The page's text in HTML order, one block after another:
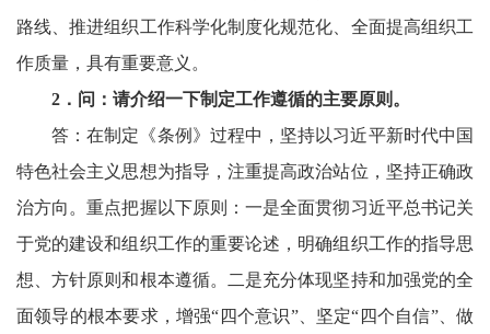
路线、推进组织工作科学化制度化规范化、全面提高组织工
作质量，具有重要意义。
2 ．问：请介绍一下制定工作遵循的主要原则。
答：在制定《条例》过程中，坚持以习近平新时代中国
特色社会主义思想为指导，注重提高政治站位，坚持正确政
治方向。重点把握以下原则：一是全面贯彻习近平总书记关
于党的建设和组织工作的重要论述，明确组织工作的指导思
想、方针原则和根本遵循。二是充分体现坚持和加强党的全
面领导的根本要求，增强“四个意识”、坚定“四个自信”、做